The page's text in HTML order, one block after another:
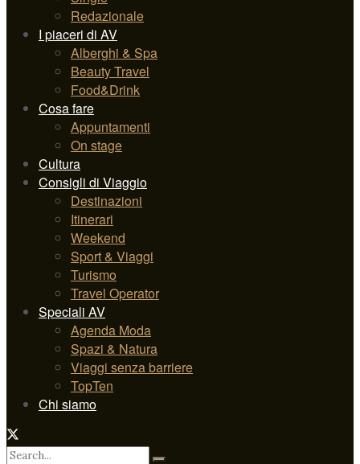
Redazionale
I piaceri di AV
Alberghi & Spa
Beauty Travel
Food&Drink
Cosa fare
Appuntamenti
On stage
Cultura
Consigli di Viaggio
Destinazioni
Itinerari
Weekend
Sport & Viaggi
Turismo
Travel Operator
Speciali AV
Agenda Moda
Spazi & Natura
Viaggi senza barriere
TopTen
Chi siamo